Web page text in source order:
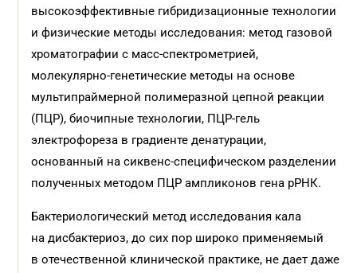
высокоэффективные гибридизационные технологии
и физические методы исследования: метод газовой
хроматографии с масс-спектрометрией,
молекулярно-генетические методы на основе
мультипраймерной полимеразной цепной реакции
(ПЦР), биочипные технологии, ПЦР-гель
электрофореза в градиенте денатурации,
основанный на сиквенс-специфическом разделении
полученных методом ПЦР ампликонов гена рРНК.
Бактериологический метод исследования кала
на дисбактериоз, до сих пор широко применяемый
в отечественной клинической практике, не дает даже